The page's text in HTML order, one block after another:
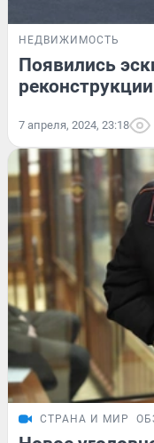
НЕДВИЖИМОСТЬ
Появились
7 апреля, 2024, 23:18
СТРАНА И МИР